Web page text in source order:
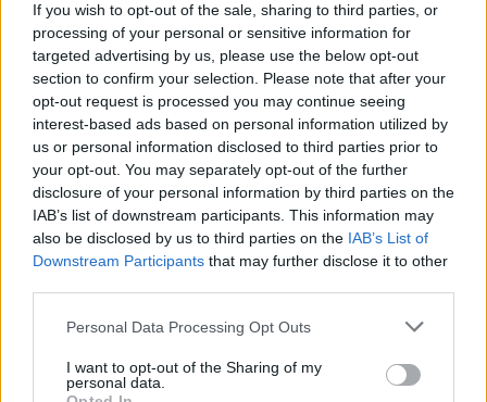
If you wish to opt-out of the sale, sharing to third parties, or
processing of your personal or sensitive information for
targeted advertising by us, please use the below opt-out
section to confirm your selection. Please note that after your
opt-out request is processed you may continue seeing
interest-based ads based on personal information utilized by
us or personal information disclosed to third parties prior to
your opt-out. You may separately opt-out of the further
disclosure of your personal information by third parties on the
IAB’s list of downstream participants. This information may
also be disclosed by us to third parties on the IAB’s List of
Downstream Participants that may further disclose it to other
Personal Data Processing Opt Outs
I want to opt-out of the Sharing of my
personal data.
Γιώργος Χριστοδούλου: «Προσπάθησα να
γίνω δημοφιλής…»
CELEBRITIES